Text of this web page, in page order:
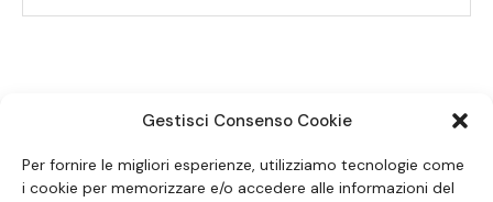
Gestisci Consenso Cookie
Per fornire le migliori esperienze, utilizziamo tecnologie come
i cookie per memorizzare e/o accedere alle informazioni del
SEGUICI SUI SOCIAL